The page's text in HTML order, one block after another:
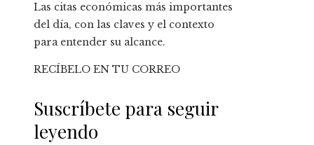
Las citas económicas más importantes
del día, con las claves y el contexto
para entender su alcance.
RECÍBELO EN TU CORREO
Suscríbete para seguir
leyendo